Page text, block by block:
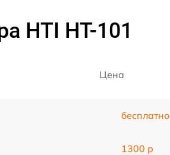
HTI HT-101
Цена
бесплатно
1300 р